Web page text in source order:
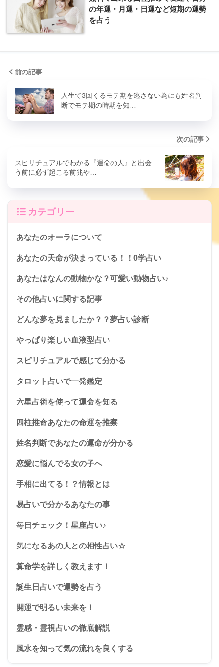
の年運・月運・日運など短期の運勢
を占う
前の記事
人生で3回くるモテ期を逃さない為にも姓名判
断でモテ期の時期を知…
次の記事
スピリチュアルでわかる『運命の人』と出会
う前に必ず起こる前兆や…
カテゴリー
あなたのオーラについて
あなたの天命が決まっている！！0学占い
あなたはなんの動物かな？可愛い動物占い♪
その他占いに関する記事
どんな夢を見ましたか？？夢占い診断
やっぱり楽しい血液型占い
スピリチュアルで感じて分かる
タロット占いで一発鑑定
六星占術を使って運命を知る
四柱推命あなたの命運を推察
姓名判断であなたの運命が分かる
恋愛に悩んでる女の子へ
手相に出てる！？情報とは
易占いで分かるあなたの事
毎日チェック！星座占い♪
気になるあの人との相性占い☆
算命学を詳しく教えます！
誕生日占いで運勢を占う
開運で明るい未来を！
霊感・霊視占いの徹底解説
風水を知って気の流れを良くする